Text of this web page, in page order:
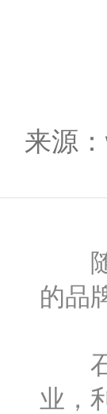
来源
随
的品
石
业，